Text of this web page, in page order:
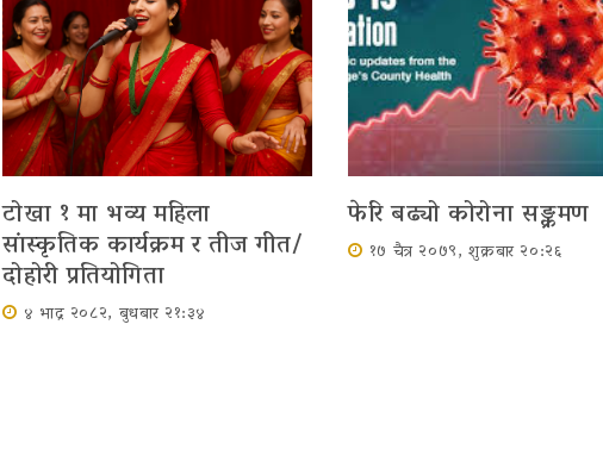
टोखा १ मा भव्य महिला
सांस्कृतिक कार्यक्रम र तीज गीत/
दोहोरी प्रतियोगिता
४ भाद्र २०८२, बुधबार २१:३४
फेरि बढ्यो कोरोना सङ्क्रमण
१७ चैत्र २०७९, शुक्रबार २०:२६